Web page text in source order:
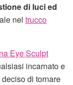
di luci ed
nel trucco
Eye Sculpt
incarnato e
di tornare